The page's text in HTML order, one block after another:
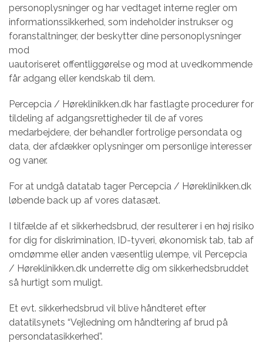
personoplysninger og har vedtaget interne regler om
informationssikkerhed, som indeholder instrukser og
foranstaltninger, der beskytter dine personoplysninger
mod
uautoriseret offentliggørelse og mod at uvedkommende
får adgang eller kendskab til dem.
Percepcia / Høreklinikken.dk har fastlagte procedurer for
tildeling af adgangsrettigheder til de af vores
medarbejdere, der behandler fortrolige persondata og
data, der afdækker oplysninger om personlige interesser
og vaner.
For at undgå datatab tager Percepcia / Høreklinikken.dk
løbende back up af vores datasæt.
I tilfælde af et sikkerhedsbrud, der resulterer i en høj risiko
for dig for diskrimination, ID-tyveri, økonomisk tab, tab af
omdømme eller anden væsentlig ulempe, vil Percepcia
/ Høreklinikken.dk underrette dig om sikkerhedsbruddet
så hurtigt som muligt.
Et evt. sikkerhedsbrud vil blive håndteret efter
datatilsynets “Vejledning om håndtering af brud på
persondatasikkerhed”.